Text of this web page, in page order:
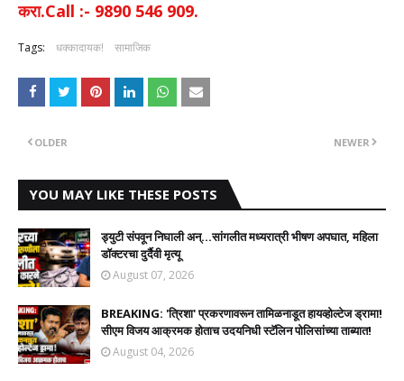
करा.Call :- 9890 546 909.
Tags: धक्कादायक! सामाजिक
NEWER
OLDER
YOU MAY LIKE THESE POSTS
ड्युटी संपवून निघाली अन्...सांगलीत मध्यरात्री भीषण अपघात, महिला
डॉक्टरचा दुर्दैवी मृत्यू
August 07, 2026
BREAKING: 'त्रिशा' प्रकरणावरून तामिळनाडूत हायव्होल्टेज ड्रामा!
सीएम विजय आक्रमक होताच उदयनिधी स्टॅलिन पोलिसांच्या ताब्यात!
August 04, 2026